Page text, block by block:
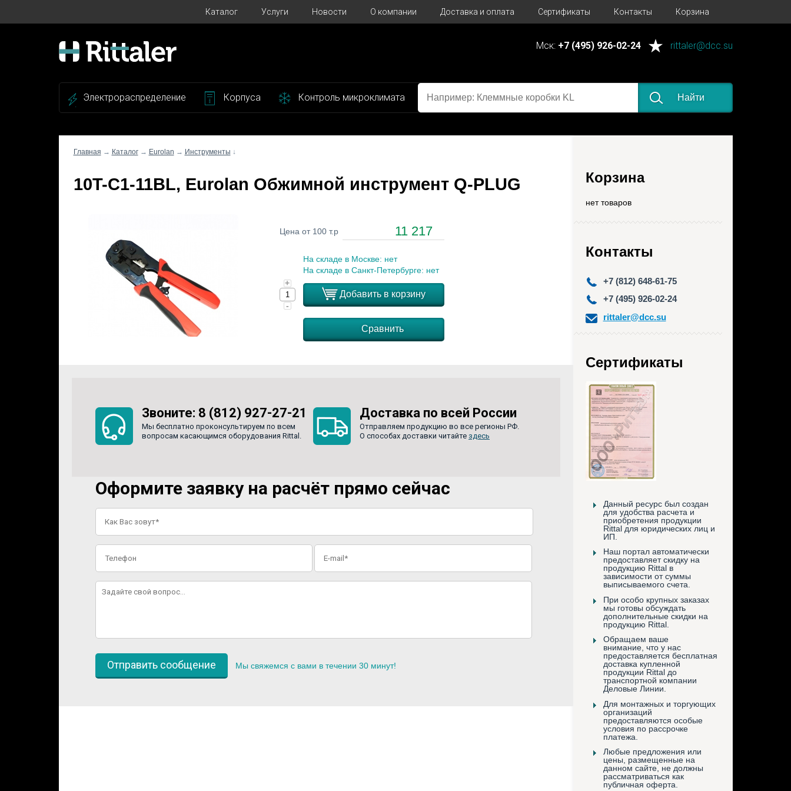
Каталог Услуги Новости О компании Доставка и оплата Сертификаты Контакты Корзина
Мск: +7 (495) 926-02-24 rittaler@dcc.su
Электрораспределение Корпуса Контроль микроклимата Найти
Корзина
нет товаров
Контакты
+7 (812) 648-61-75
+7 (495) 926-02-24
rittaler@dcc.su
Сертификаты
Данный ресурс был создан
для удобства расчета и
приобретения продукции
Rittal для юридических лиц и
ИП.
Наш портал автоматически
предоставляет скидку на
продукцию Rittal в
зависимости от суммы
выписываемого счета.
При особо крупных заказах
мы готовы обсуждать
дополнительные скидки на
продукцию Rittal.
Обращаем ваше
внимание, что у нас
предоставляется бесплатная
доставка купленной
продукции Rittal до
транспортной компании
Деловые Линии.
Для монтажных и торгующих
организаций
предоставляются особые
условия по рассрочке
платежа.
Любые предложения или
цены, размещенные на
данном сайте, не должны
рассматриваться как
публичная оферта.
Главная → Каталог→ Eurolan → Инструменты ↓
10T-C1-11BL, Eurolan Обжимной инструмент Q-PLUG
Цена от 100 т.р 11 217
На складе в Москве: нет
На складе в Санкт-Петербурге: нет
+
-
Добавить в корзину
Сравнить
Звоните: 8 (812) 927-27-21
Мы бесплатно проконсультируем по всем
вопросам касающимся оборудования Rittal.
Доставка по всей России
Отправляем продукцию во все регионы РФ.
О способах доставки читайте здесь
Оформите заявку на расчёт прямо сейчас
Мы свяжемся с вами в течении 30 минут!